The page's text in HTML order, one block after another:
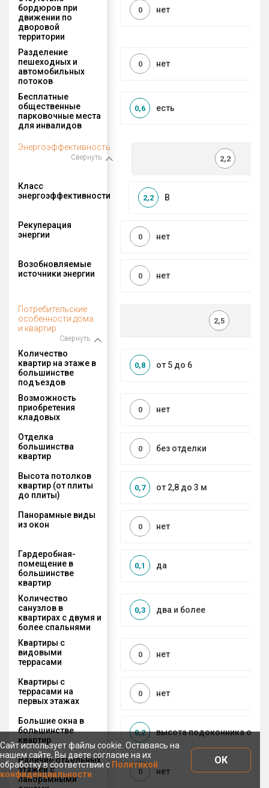
бордюров при
движении по
дворовой
территории
нет
0
Разделение
пешеходных и
автомобильных
потоков
нет
0
Бесплатные
общественные
парковочные места
для инвалидов
есть
0,6
Энергоэффективность
Свернуть 2,2
Класс
энергоэффективности
B
2,2
Рекуперация
энергии
нет
0
Возобновляемые
источники энергии
нет
0
Потребительские
особенности дома
и квартир
Свернуть
2,5
Количество
квартир на этаже в
большинстве
подъездов
от 5 до 6
0,8
Возможность
приобретения
кладовых
нет
0
Отделка
большинства
квартир
без отделки
0
Высота потолков
квартир (от плиты
до плиты)
от 2,8 до 3 м
0,7
Панорамные виды
из окон
нет
0
Гардеробная-
помещение в
большинстве
квартир
да
0,1
Количество
санузлов в
квартирах с двумя и
более спальнями
два и более
0,3
Квартиры с
видовыми
террасами
нет
0
Квартиры с
террасами на
первых этажах
нет
0
Большие окна в
большинстве
квартир
высота подоконника от
0,2
Наличие отдельных
этажей с
панорамными
нет
0
Сайт использует файлы cookie. Оставаясь на
нашем сайте, Вы даете согласие на их
обработку в соответствии с Политикой
конфиденциальности
ОК